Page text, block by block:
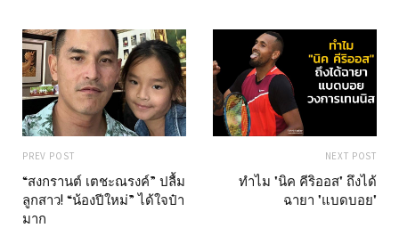
PREV POST
“สงกรานต์ เตชะณรงค์” ปลื้ม
ลูกสาว! “น้องปีใหม่” ได้ใจป๋า
มาก
NEXT POST
ทำไม "นิค คีริออส" ถึงได้
ฉายา "แบดบอย"